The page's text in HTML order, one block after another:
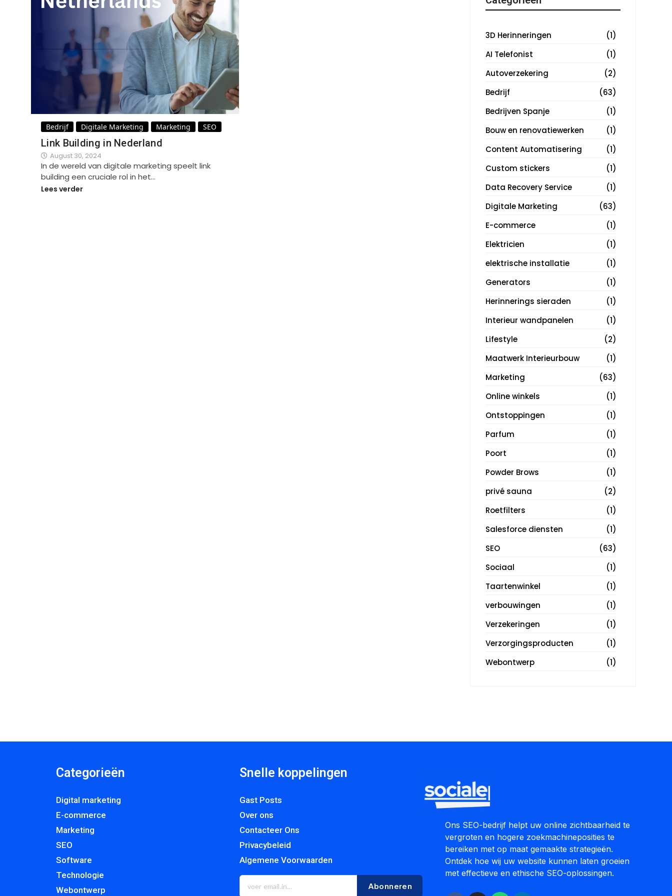
Bedrijf Digitale Marketing Marketing SEO
Link Building in Nederland
August 30, 2024
In de wereld van digitale marketing speelt link
building een cruciale rol in het…
Lees verder
3D Herinneringen
(1)
AI Telefonist
(1)
Autoverzekering
(2)
Bedrijf
(63)
Bedrijven Spanje
(1)
Bouw en renovatiewerken
(1)
Content Automatisering
(1)
Custom stickers
(1)
Data Recovery Service
(1)
Digitale Marketing
(63)
E-commerce
(1)
Elektricien
(1)
elektrische installatie
(1)
Generators
(1)
Herinnerings sieraden
(1)
Interieur wandpanelen
(1)
Lifestyle
(2)
Maatwerk Interieurbouw
(1)
Marketing
(63)
Online winkels
(1)
Ontstoppingen
(1)
Parfum
(1)
Poort
(1)
Powder Brows
(1)
privé sauna
(2)
Roetfilters
(1)
Salesforce diensten
(1)
SEO
(63)
Sociaal
(1)
Taartenwinkel
(1)
verbouwingen
(1)
Verzekeringen
(1)
Verzorgingsproducten
(1)
Webontwerp
(1)
Categorieën
Digital marketing
E-commerce
Marketing
SEO
Software
Technologie
Webontwerp
Snelle koppelingen
Gast Posts
Over ons
Contacteer Ons
Privacybeleid
Algemene Voorwaarden
Abonneren
Ons SEO-bedrijf helpt uw online zichtbaarheid te
vergroten en hogere zoekmachineposities te
bereiken met op maat gemaakte strategieën.
Ontdek hoe wij uw website kunnen laten groeien
met effectieve en ethische SEO-oplossingen.